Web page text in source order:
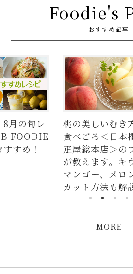
Foodie's
おすすめ記事
いむき方と
＜日本橋 千
店＞のプロ
【基本】とう
しのゆで方。
120%引き出
水から皮付き
をかけて加熱
解！
MORE